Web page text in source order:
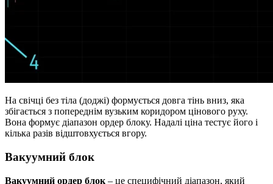
На свічці без тіла (доджі) формується довга тінь вниз, яка
збігається з попереднім вузьким коридором цінового руху.
Вона формує діапазон ордер блоку. Надалі ціна тестує його і
кілька разів відштовхується вгору.
Вакуумний блок
Вакуумний ордер блок – це специфічний діапазон, який